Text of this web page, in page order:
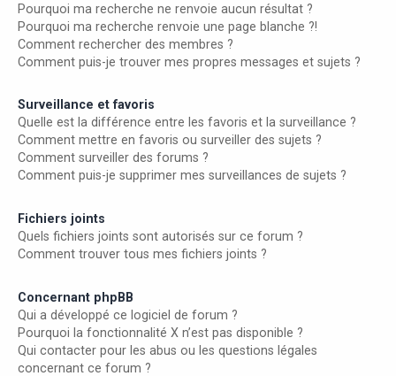
Pourquoi ma recherche ne renvoie aucun résultat ?
Pourquoi ma recherche renvoie une page blanche ?!
Comment rechercher des membres ?
Comment puis-je trouver mes propres messages et sujets ?
Surveillance et favoris
Quelle est la différence entre les favoris et la surveillance ?
Comment mettre en favoris ou surveiller des sujets ?
Comment surveiller des forums ?
Comment puis-je supprimer mes surveillances de sujets ?
Fichiers joints
Quels fichiers joints sont autorisés sur ce forum ?
Comment trouver tous mes fichiers joints ?
Concernant phpBB
Qui a développé ce logiciel de forum ?
Pourquoi la fonctionnalité X n’est pas disponible ?
Qui contacter pour les abus ou les questions légales
concernant ce forum ?